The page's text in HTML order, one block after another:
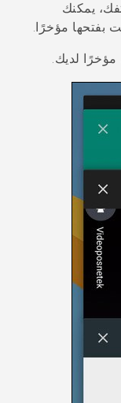
يمكنك
بفتحها مؤخرًا.
مؤخرًا لديك.